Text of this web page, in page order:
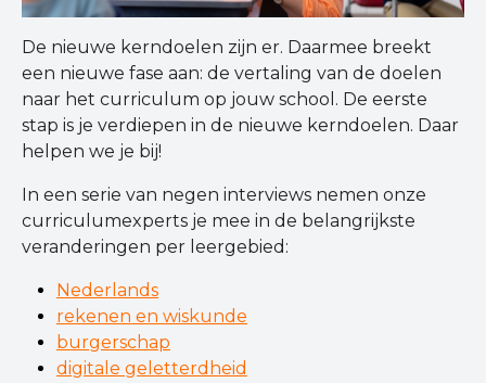
De nieuwe kerndoelen zijn er. Daarmee breekt
een nieuwe fase aan: de vertaling van de doelen
naar het curriculum op jouw school. De eerste
stap is je verdiepen in de nieuwe kerndoelen. Daar
helpen we je bij!
In een serie van negen interviews nemen onze
curriculumexperts je mee in de belangrijkste
veranderingen per leergebied:
Nederlands
rekenen en wiskunde
burgerschap
digitale geletterdheid